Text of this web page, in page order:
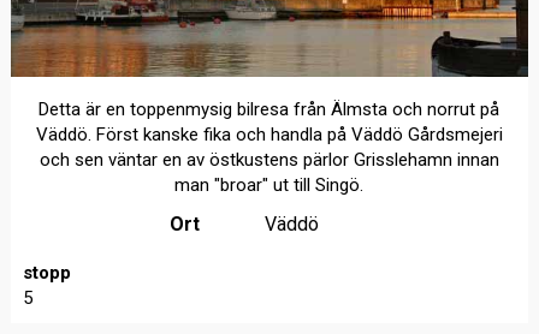
Detta är en toppenmysig bilresa från Älmsta och norrut på
Väddö. Först kanske fika och handla på Väddö Gårdsmejeri
och sen väntar en av östkustens pärlor Grisslehamn innan
man "broar" ut till Singö.
Ort Väddö
stopp
5